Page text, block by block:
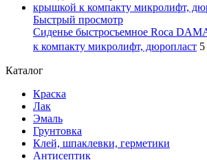
Быстрый просмотр
Сиденье быстросъемное Roca
к компакту микролифт, дюропласт
Каталог
Краска
Лак
Эмаль
Грунтовка
Клей, шпаклевки, герметики
Антисептик